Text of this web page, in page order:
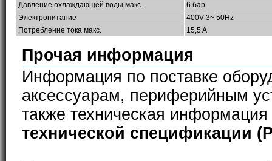
Давление охлаждающей воды макс.
6 бар
Электропитание
400V 3~ 50Hz
Потребление тока макс.
15,5 A
Прочая информация
Информация по поставке
аксессуарам, периферийным
также техническая
технической спецификации